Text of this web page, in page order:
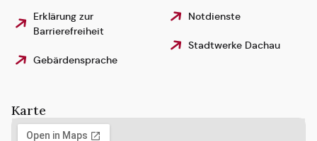
Erklärung zur
Barrierefreiheit
Gebärdensprache
Notdienste
Stadtwerke Dachau
Karte